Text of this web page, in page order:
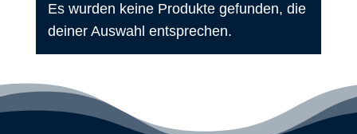
Es wurden keine Produkte gefunden, die
deiner Auswahl entsprechen.